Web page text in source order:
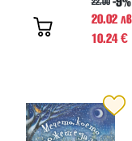
20.02
10.24€